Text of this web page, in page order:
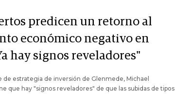
predicen un retorno al
económico negativo en
hay signos reveladores"
de estrategia de inversión de Glenmede, Michael
que hay "signos reveladores" de que las subidas de tipos